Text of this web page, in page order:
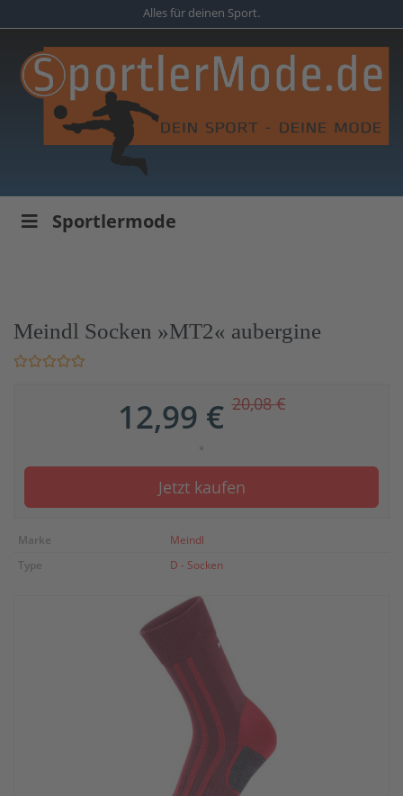
to
content
Alles für deinen Sport.
Sportlermode
Meindl Socken »MT2« aubergine
12,99 €20,08 €
*
Jetzt kaufen
Marke
Meindl
Type
D - Socken